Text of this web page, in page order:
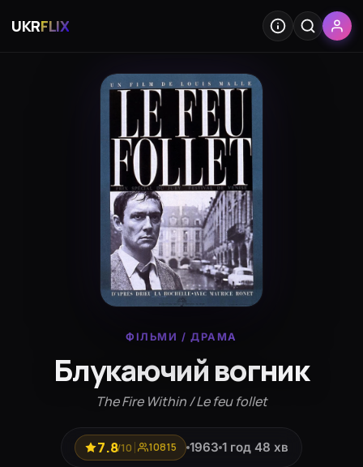
UKRFLIX
ФІЛЬМИ /ДРАМА
Блукаючий вогник
The Fire Within / Le feu follet
7.8/10 10815 1963 1 год 48 хв